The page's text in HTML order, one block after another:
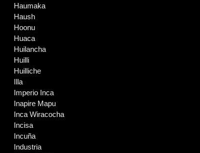
Haumaka
Haush
Hoonu
Huaca
Huilancha
Huilli
Huilliche
Illa
Imperio Inca
Inapire Mapu
Inca Wiracocha
Incisa
Incuña
Industria